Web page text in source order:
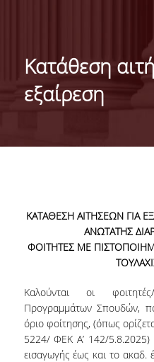
IDENTITY OF
MISSION OF
ADMINISTRATION
LABORATORY
FACULTY AND
FACULTY OF
RESIDENT
HONONARY
Κατάθεση
εξαίρεση
ΚΑΤΑΘΕΣΗ ΑΙΤΗΣΕΩΝ ΓΙΑ
ΑΝΩΤΑΤΗΣ
ΦΟΙΤΗΤΕΣ ΜΕ
Καλούνται οι
Προγραμμάτων Σπουδών,
όριο φοίτησης, (όπως
5224/ ΦΕΚ Α’ 142/5.8.2025)
εισαγωγής έως και το ακαδ.